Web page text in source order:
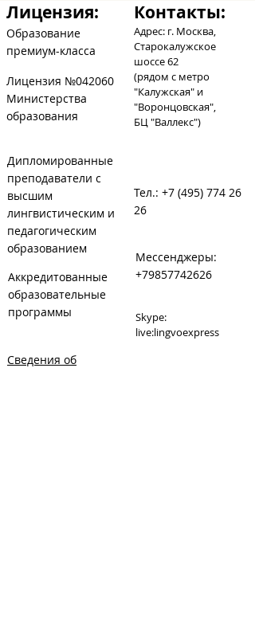
Лицензия:
Образование
премиум-класса
Лицензия №042060
Министерства
образования
Контакты:
Адрес: г. Москва,
Старокалужское
шоссе 62
(рядом с метро
"Калужская" и
"Воронцовская",
БЦ"Валлекс")
Дипломированные
преподаватели с
высшим
лингвистическим и
педагогическим
образованием
Аккредитованные
образовательные
программы
Тел.: +7 (495) 774 26
26
Мессенджеры:
+79857742626
Skype:
live:lingvoexpress
Сведения об